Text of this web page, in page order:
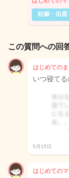
妊娠・出産
この質問への回
はじめての
いつ寝て
5月15日
はじめての